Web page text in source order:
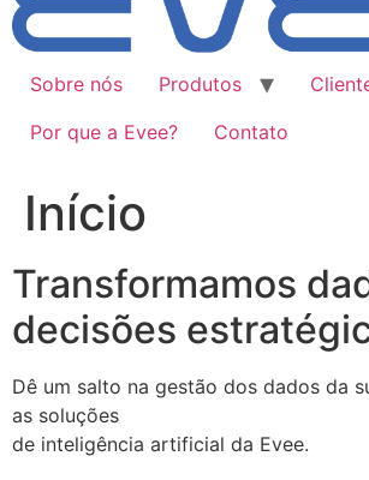
Sobre nós Produtos
Por que a Evee?
Contato
Início
Transformamos
decisões
Dê um salto na gestão dos dados da
as soluções
de inteligência artificial da Evee.